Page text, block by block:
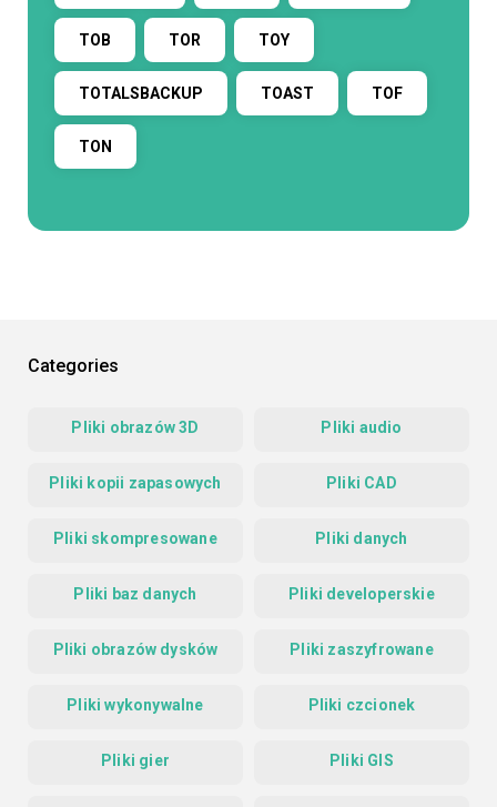
TOB TOR TOY
TOTALSBACKUP TOAST TOF
TON
Categories
Pliki obrazów 3D Pliki audio
Pliki kopii zapasowych Pliki CAD
Pliki skompresowane Pliki danych
Pliki baz danych Pliki developerskie
Pliki obrazów dysków Pliki zaszyfrowane
Pliki wykonywalne Pliki czcionek
Pliki gier Pliki GIS